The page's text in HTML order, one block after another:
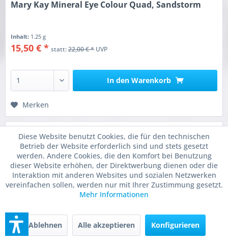
Mary Kay Mineral Eye Colour Quad, Sandstorm
Inhalt: 1.25 g
15,50 € * statt:22,00 € *UVP
In den Warenkorb
Merken
29
SPAREN!
Limitiert !
Diese Website benutzt Cookies, die für den technischen
Betrieb der Website erforderlich sind und stets gesetzt
werden. Andere Cookies, die den Komfort bei Benutzung
dieser Website erhöhen, der Direktwerbung dienen oder die
Interaktion mit anderen Websites und sozialen Netzwerken
vereinfachen sollen, werden nur mit Ihrer Zustimmung gesetzt.
Mehr Informationen
Ablehnen Alle akzeptieren Konfigurieren